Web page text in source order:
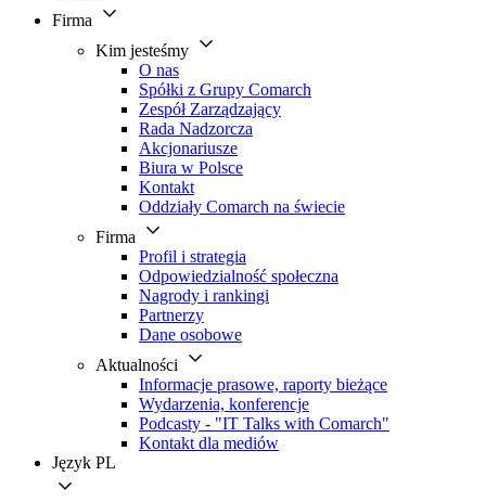
Firma
Kim jesteśmy
O nas
Spółki z Grupy Comarch
Zespół Zarządzający
Rada Nadzorcza
Akcjonariusze
Biura w Polsce
Kontakt
Oddziały Comarch na świecie
Firma
Profil i strategia
Odpowiedzialność społeczna
Nagrody i rankingi
Partnerzy
Dane osobowe
Aktualności
Informacje prasowe, raporty bieżące
Wydarzenia, konferencje
Podcasty - "IT Talks with Comarch"
Kontakt dla mediów
Język PL